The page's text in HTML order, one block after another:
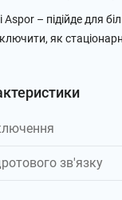
Aspor – підійде для
як
зв'язку